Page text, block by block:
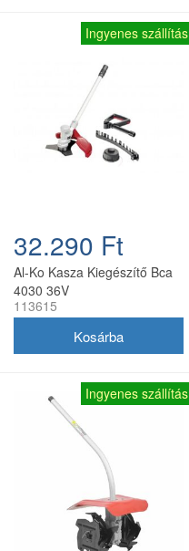
Ingyenes szállítás
32.290 Ft
Al-Ko Kasza Kiegészítő Bca
4030 36V
113615
Ingyenes szállítás